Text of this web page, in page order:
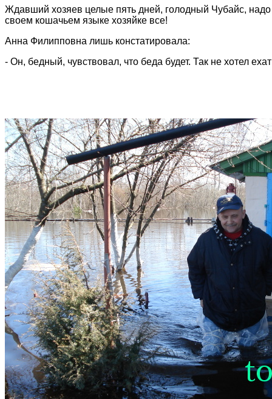
Ждавший хозяев целые пять дней, голодный Чубайс,
своем кошачьем языке хозяйке все!
Анна Филипповна лишь констатировала:
- Он, бедный, чувствовал, что беда будет. Так не хотел